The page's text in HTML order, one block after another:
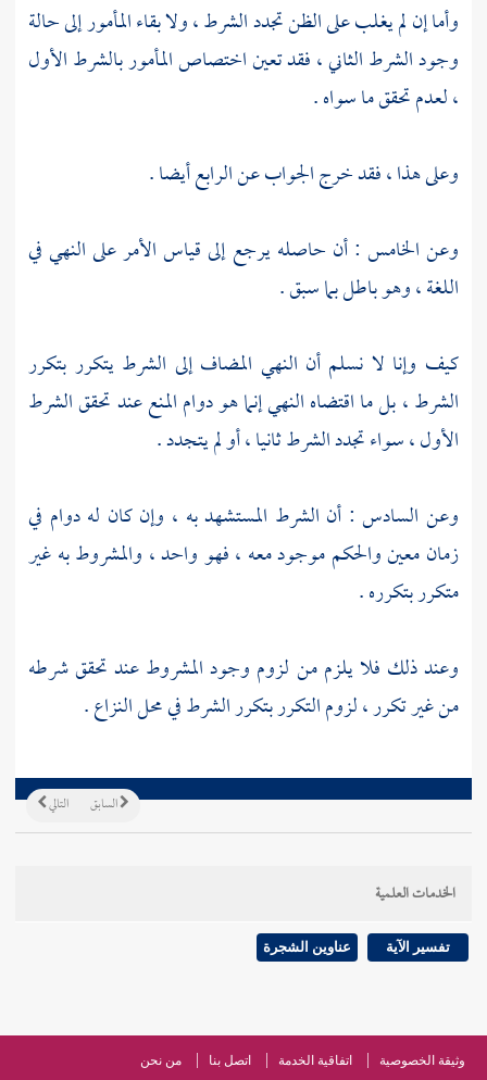
وأما إن لم يغلب على الظن تجدد الشرط ، ولا بقاء المأمور إلى حالة
وجود الشرط الثاني ، فقد تعين اختصاص المأمور بالشرط الأول
، لعدم تحقق ما سواه .
وعلى هذا ، فقد خرج الجواب عن الرابع أيضا .
وعن الخامس : أن حاصله يرجع إلى قياس الأمر على النهي في
اللغة ، وهو باطل بما سبق .
كيف وإنا لا نسلم أن النهي المضاف إلى الشرط يتكرر بتكرر
الشرط ، بل ما اقتضاه النهي إنما هو دوام المنع عند تحقق الشرط
الأول ، سواء تجدد الشرط ثانيا ، أو لم يتجدد .
وعن السادس : أن الشرط المستشهد به ، وإن كان له دوام في
زمان معين والحكم موجود معه ، فهو واحد ، والمشروط به غير
متكرر بتكرره .
وعند ذلك فلا يلزم من لزوم وجود المشروط عند تحقق شرطه
من غير تكرر ، لزوم التكرر بتكرر الشرط في محل النزاع .
التالي السابق
الخدمات العلمية
تفسير الآية عناوين الشجرة
وثيقة الخصوصية اتفاقية الخدمة اتصل بنا من نحن